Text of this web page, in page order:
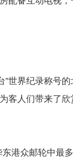
”世界纪录称号
客人们带来了
港众邮轮中最